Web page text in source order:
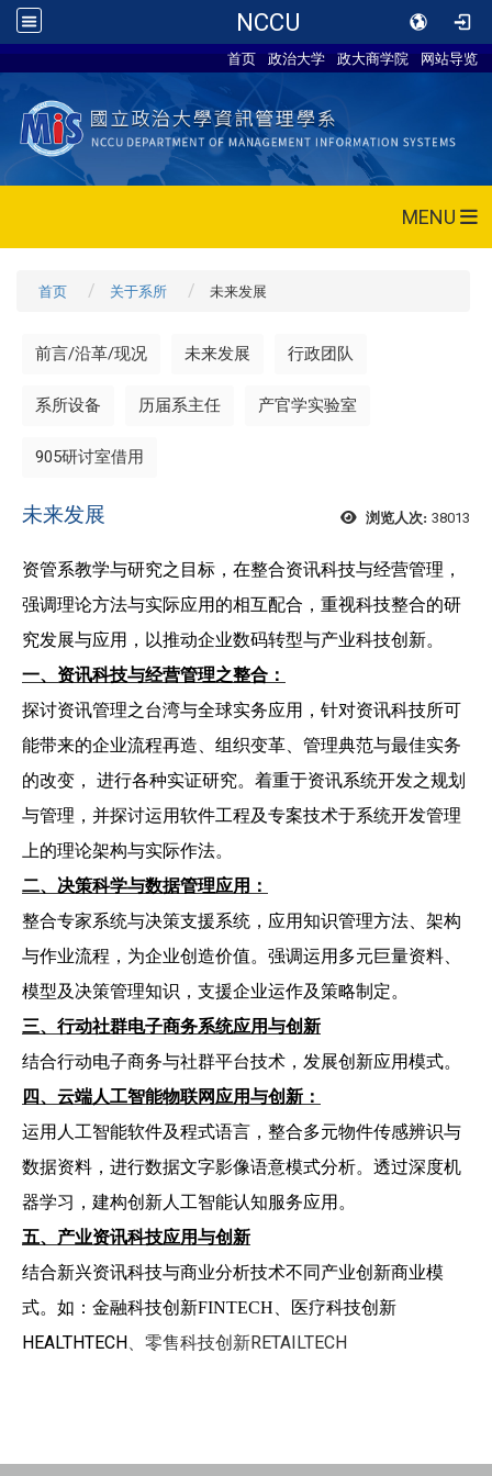
NCCU
首页 政治大学 政大商学院 网站导览
MENU
首页 关于系所 未来发展
前言/沿革/现况 未来发展 行政团队
系所设备 历届系主任 产官学实验室
905研讨室借用
浏览人次: 38013
未来发展
资管系教学与研究之目标，在整合资讯科技与经营管理，
强调理论方法与实际应用的相互配合，重视科技整合的研
究发展与应用，以推动企业数码转型与产业科技创新。
一、资讯科技与经营管理之整合：
探讨资讯管理之台湾与全球实务应用，针对资讯科技所可
能带来的企业流程再造、组织变革、管理典范与最佳实务
的改变， 进行各种实证研究。着重于资讯系统开发之规划
与管理，并探讨运用软件工程及专案技术于系统开发管理
上的理论架构与实际作法。
二、决策科学与数据管理应用：
整合专家系统与决策支援系统，应用知识管理方法、架构
与作业流程，为企业创造价值。强调运用多元巨量资料、
模型及决策管理知识，支援企业运作及策略制定。
三、行动社群电子商务系统应用与创新
结合行动电子商务与社群平台技术，发展创新应用模式。
四、云端人工智能物联网应用与创新：
运用人工智能软件及程式语言，整合多元物件传感辨识与
数据资料，进行数据文字影像语意模式分析。透过深度机
器学习，建构创新人工智能认知服务应用。
五、产业资讯科技应用与创新
结合新兴资讯科技与商业分析技术不同产业创新商业模
式。如：金融科技创新FINTECH、医疗科技创新
HEALTHTECH 、零售科技创新RETAILTECH